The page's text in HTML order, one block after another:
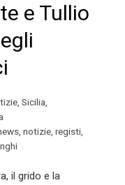
e Tullio
, Sicilia,
, notizie, registi,
il grido e la